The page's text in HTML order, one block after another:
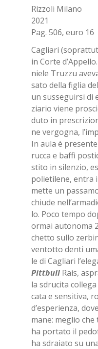
Riz­zo­li Mi­la­no
2021
Pag. 506, euro 16
Ca­glia­ri
in Cor­te
nie­le Truz­zu
sa­to del­la fi­glia
un sus­se­guir­si di
zia­rio vie­ne
du­to in
ne ver­go­gna,
In aula è
ruc­ca e baf­fi
sti­to in si­len­zio,
po­lie­ti­le­ne, en­tra
met­te un
chiu­de
lo. Poco tem­po
or­mai au­to­no­ma
chet­to sul­lo
ven­tot­to den­ti
le di Ca­glia­ri
Pitt­bull Rais,
la sdru­ci­ta
ca­ta e sen­si­ti­va,
d’e­spe­rien­za,
ma­ne: me­glio
ha por­ta­to il
ha sdra­ia­to su